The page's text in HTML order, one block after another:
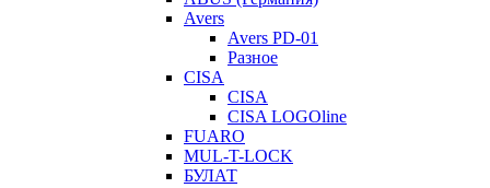
Avers
Avers PD-01
Разное
CISA
CISA
CISA LOGOline
FUARO
MUL-T-LOCK
БУЛАТ